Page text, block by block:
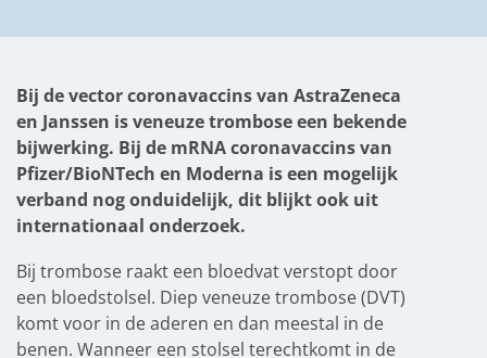
Bij de vector coronavaccins van AstraZeneca
en Janssen is veneuze trombose een bekende
bijwerking. Bij de mRNA coronavaccins van
Pfizer/BioNTech en Moderna is een mogelijk
verband nog onduidelijk, dit blijkt ook uit
internationaal onderzoek.
Bij trombose raakt een bloedvat verstopt door
een bloedstolsel. Diep veneuze trombose (DVT)
komt voor in de aderen en dan meestal in de
benen. Wanneer een stolsel terechtkomt in de